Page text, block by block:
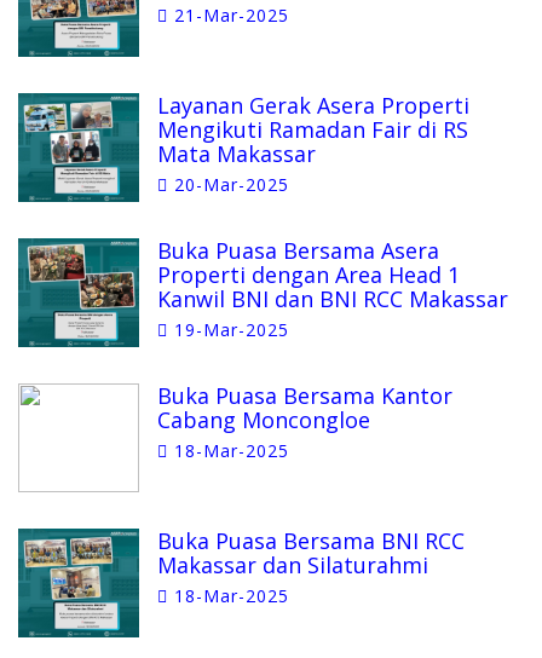
21-Mar-2025
Layanan Gerak Asera Properti
Mengikuti Ramadan Fair di RS
Mata Makassar
20-Mar-2025
Buka Puasa Bersama Asera
Properti dengan Area Head 1
Kanwil BNI dan BNI RCC Makassar
19-Mar-2025
Buka Puasa Bersama Kantor
Cabang Moncongloe
18-Mar-2025
Buka Puasa Bersama BNI RCC
Makassar dan Silaturahmi
18-Mar-2025